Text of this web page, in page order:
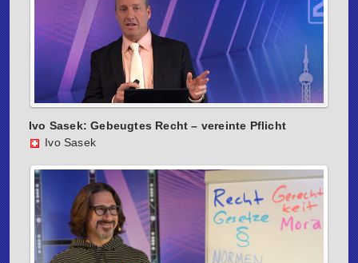
Ivo Sasek: Gebeugtes Recht – vereinte Pflicht
Ivo Sasek